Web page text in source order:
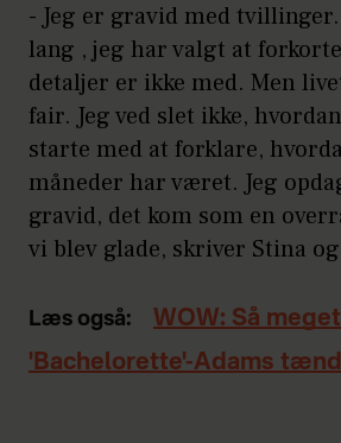
- Jeg er gravid med
lang , jeg har valgt at
detaljer er ikke med. Men
fair. Jeg ved slet ikke,
starte med at forklare,
måneder har været. Jeg
gravid, det kom som en
vi blev glade, skriver Stina
Læs også:
WOW: Så
'Bachelorette'-Adams